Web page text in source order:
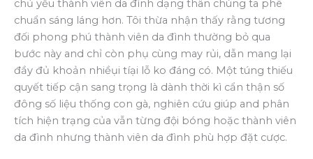
chủ yếu thành viên da đình dạng thân chúng ta phê
chuẩn sáng láng hơn. Tôi thừa nhận thấy rằng tương
đối phong phú thành viên da đình thường bỏ qua
bước này and chỉ còn phụ cùng may rủi, dẫn mang lại
đầy đủ khoản nhiềụi tíại lỗ ko đáng có. Một túng thiếu
quyết tiếp cận sang trọng là dành thời kì cẩn thận số
đông số liệu thống con gà, nghiên cứu giúp and phân
tích hiện trạng của vẫn từng đội bóng hoặc thành viên
da đình nhưng thành viên da đình phù hợp đặt cược.